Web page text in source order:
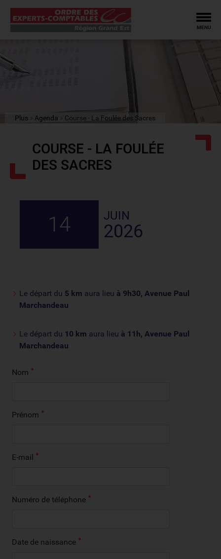
MENU
Plus Agenda Course - La Foulée des Sacres
14 JUIN
2026
COURSE - LA FOULÉE
DES SACRES
Le départ du 5 km aura lieu à 9h30, Avenue Paul
Marchandeau
Le départ du 10 km aura lieu à 11h, Avenue Paul
Marchandeau
Nom
Prénom
E-mail
Numéro de téléphone
Date de naissance